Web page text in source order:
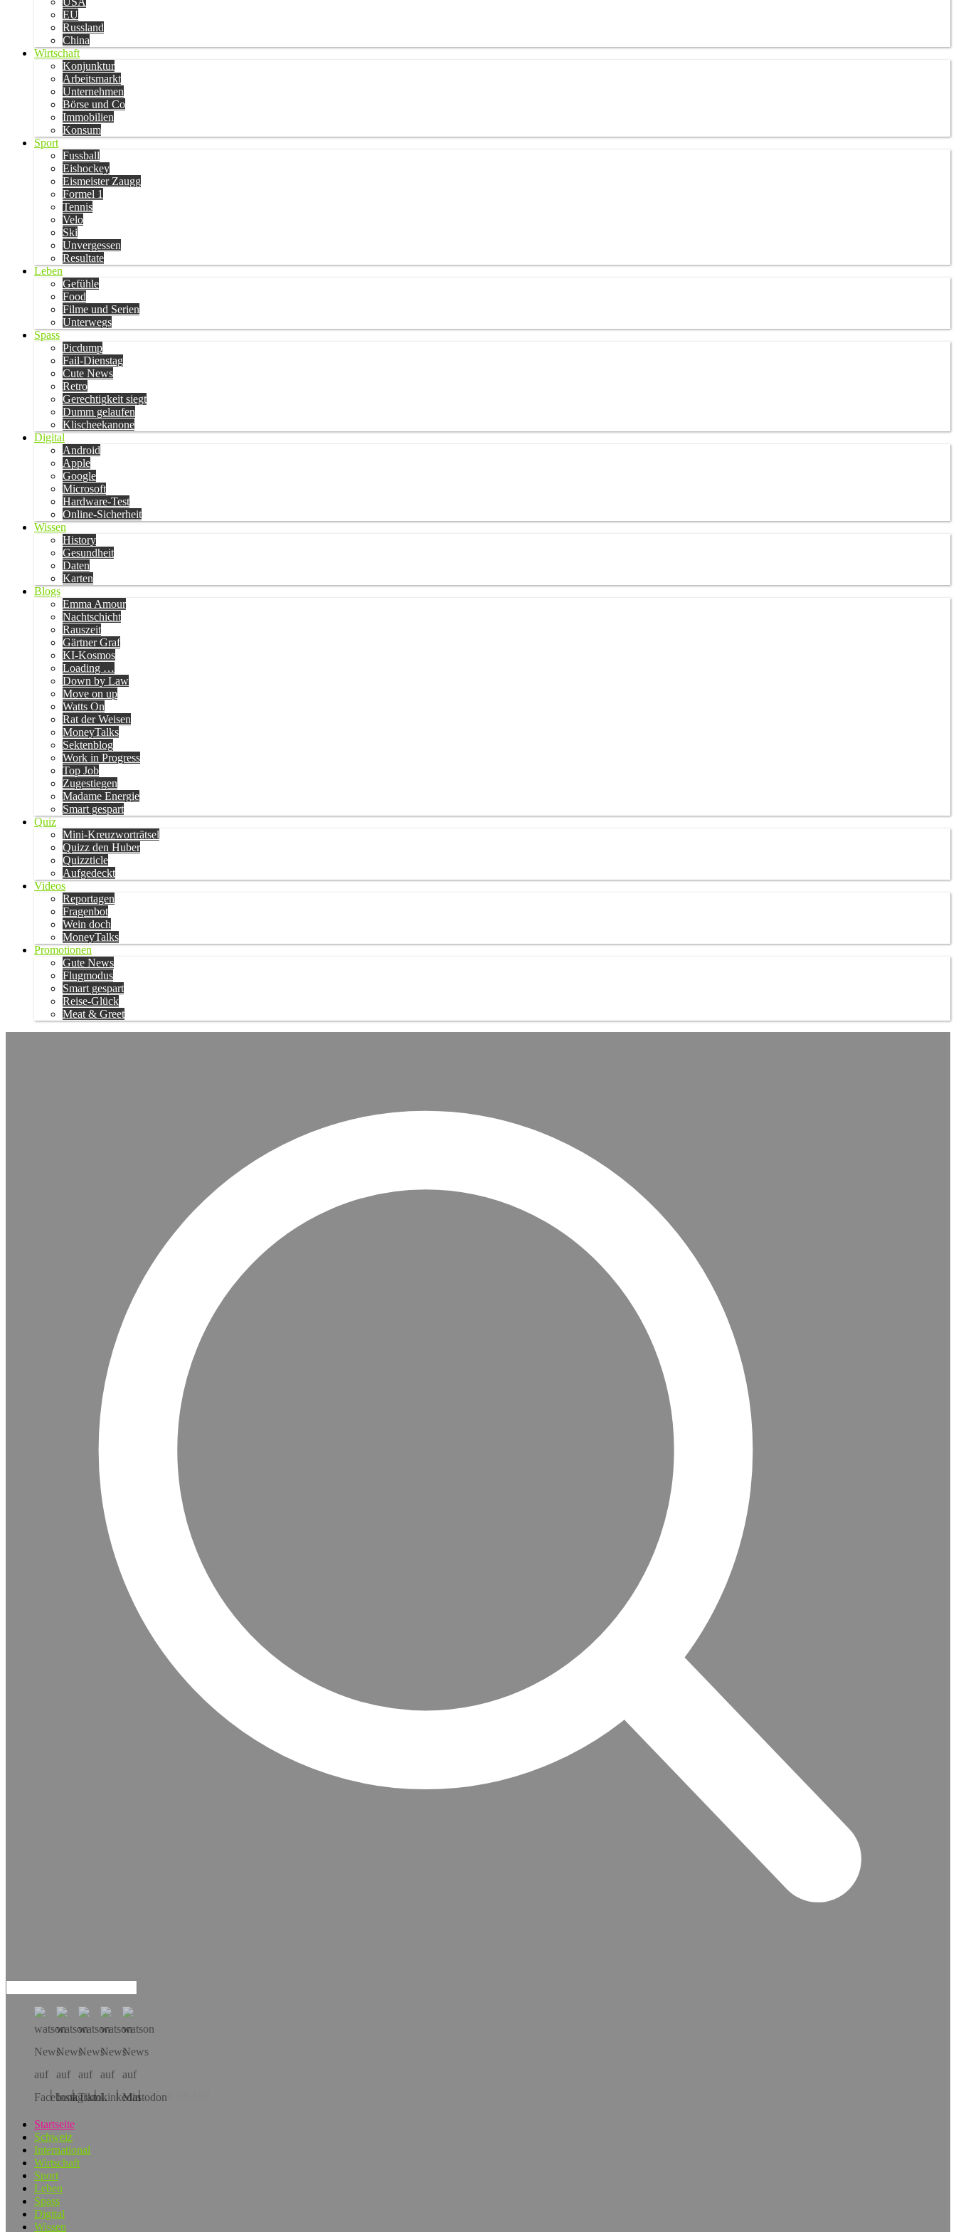
EU
Russland
China
Wirtschaft
Konjunktur
Arbeitsmarkt
Unternehmen
Börse und Co
Immobilien
Konsum
Sport
Fussball
Eishockey
Eismeister Zaugg
Formel 1
Tennis
Velo
Ski
Unvergessen
Resultate
Leben
Gefühle
Food
Filme und Serien
Unterwegs
Spass
Picdump
Fail-Dienstag
Cute News
Retro
Gerechtigkeit siegt
Dumm gelaufen
Klischeekanone
Digital
Android
Apple
Google
Microsoft
Hardware-Test
Online-Sicherheit
Wissen
History
Gesundheit
Daten
Karten
Blogs
Emma Amour
Nachtschicht
Rauszeit
Gärtner Graf
KI-Kosmos
Loading …
Down by Law
Move on up
Watts On
Rat der Weisen
MoneyTalks
Sektenblog
Work in Progress
Top Job
Zugestiegen
Madame Energie
Smart gespart
Quiz
Mini-Kreuzworträtsel
Quizz den Huber
Quizzticle
Aufgedeckt
Videos
Reportagen
Fragenbot
Wein doch
MoneyTalks
Promotionen
Gute News
Flugmodus
Smart gespart
Reise-Glück
Meat & Greet
Hol dir die App!
Startseite
Schweiz
International
Wirtschaft
Sport
Leben
Spass
Digital
Wissen